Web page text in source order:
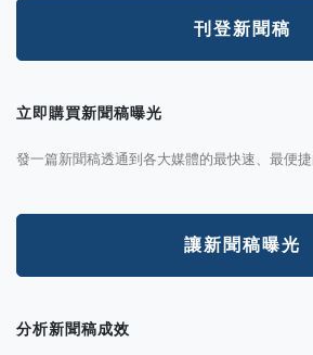
刊登新聞稿
立即購買新聞稿曝光
發一篇新聞稿透通到各大媒體的最快速、最便捷
讓新聞稿曝光
分析新聞稿成效